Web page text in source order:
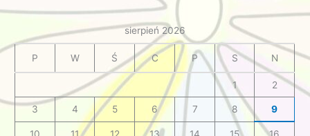
sierpień 2026
P W Ś C P S N
1 2
3 4 5 6 7 8 9
10 11 12 13 14 15 16